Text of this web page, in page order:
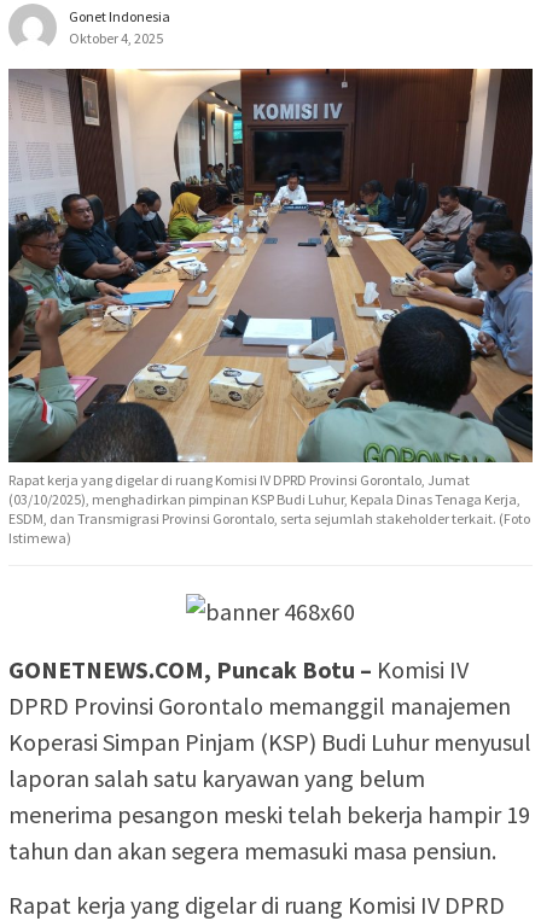
Gonet Indonesia
Oktober 4, 2025
Rapat kerja yang digelar di ruang Komisi IV DPRD Provinsi Gorontalo, Jumat
(03/10/2025), menghadirkan pimpinan KSP Budi Luhur, Kepala Dinas Tenaga Kerja,
ESDM, dan Transmigrasi Provinsi Gorontalo, serta sejumlah stakeholder terkait. (Foto
Istimewa)
GONETNEWS.COM, Puncak Botu – Komisi IV
DPRD Provinsi Gorontalo memanggil manajemen
Koperasi Simpan Pinjam (KSP) Budi Luhur menyusul
laporan salah satu karyawan yang belum
menerima pesangon meski telah bekerja hampir 19
tahun dan akan segera memasuki masa pensiun.
Rapat kerja yang digelar di ruang Komisi IV DPRD